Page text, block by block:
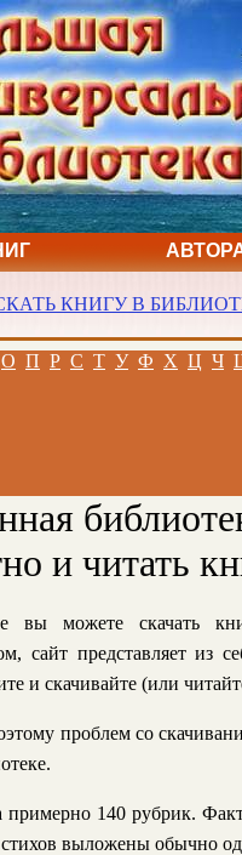
КНИГУ В
О П Р С Т У Ф Х Ц Ч
и читать
вы можете скачать
сайт представляет из
и скачивайте (или
проблем со
140 рубрик.
стихов выложены обычно